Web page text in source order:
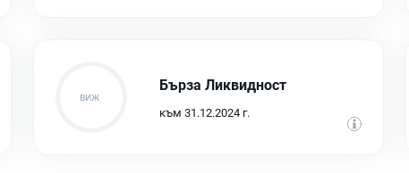
Бърза Ликвидност
към 31.12.2024 г.